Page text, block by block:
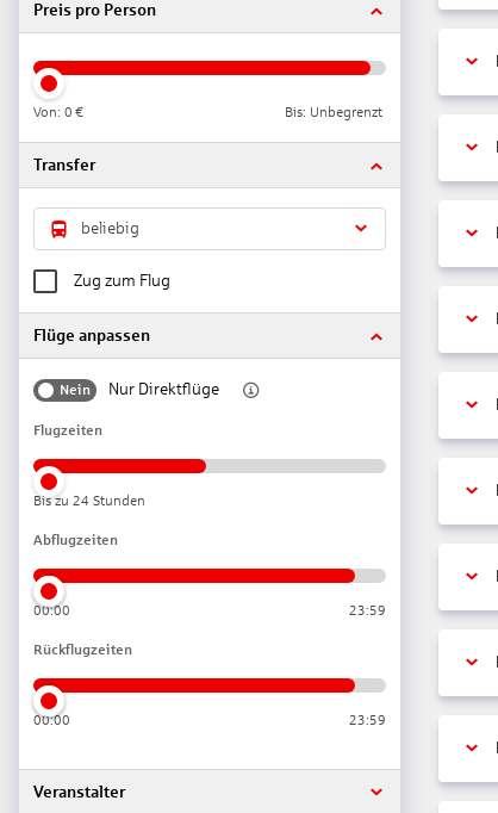
Preis pro Person
Von: 0 € Bis: Unbegrenzt
Transfer
beliebig
Zug zum Flug
Flüge anpassen
Nein Nur Direktflüge
Flugzeiten
Bis zu 24 Stunden
Abflugzeiten
00:00 23:59
Rückflugzeiten
00:00 23:59
Veranstalter